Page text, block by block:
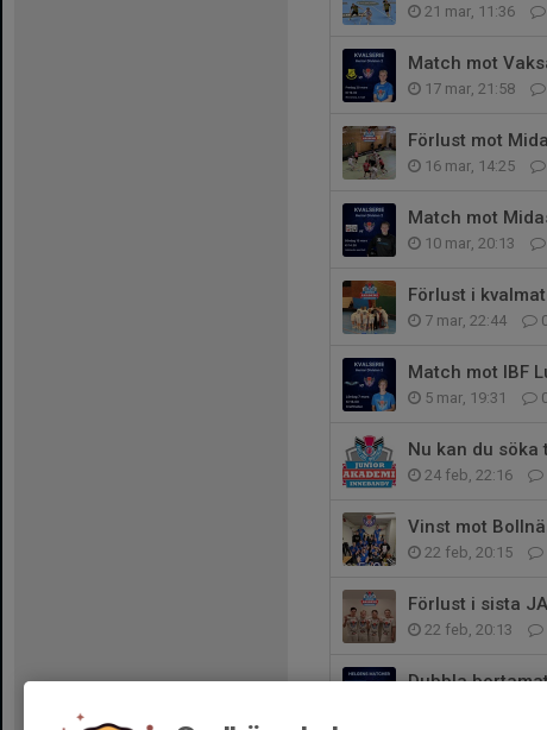
21 mar, 11:36
Match mot
17 mar, 21:58
Förlust mot
16 mar, 14:25
Match mot
10 mar, 20:13
Förlust i
7 mar, 22:44
Match mot IBF
5 mar, 19:31
Nu kan du söka
24 feb, 22:16
Vinst mot
22 feb, 20:15
Förlust i sista
22 feb, 20:13
Dubbla